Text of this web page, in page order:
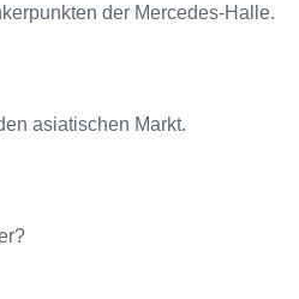
der Mercedes-Halle.
asiatischen Markt.